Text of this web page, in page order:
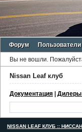
Форум Пользователи
Вы не вошли.
Nissan Leaf клуб
Документация | Дилеры
NISSAN LEAF КЛУБ ::